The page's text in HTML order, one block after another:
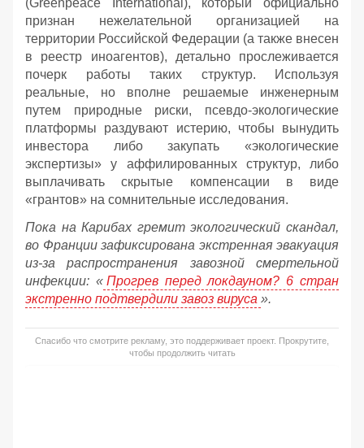
(Greenpeace International), который официально
признан нежелательной организацией на
территории Российской Федерации (а также внесен
в реестр иноагентов), детально прослеживается
почерк работы таких структур. Используя
реальные, но вполне решаемые инженерным
путем природные риски, псевдо-экологические
платформы раздувают истерию, чтобы вынудить
инвестора либо закупать «экологические
экспертизы» у аффилированных структур, либо
выплачивать скрытые компенсации в виде
«грантов» на сомнительные исследования.
Пока на Карибах гремит экологический скандал,
во Франции зафиксирована экстренная эвакуация
из-за распространения завозной смертельной
инфекции: « Прогрев перед локдауном? 6 стран
экстренно подтвердили завоз вируса ».
Спасибо что смотрите рекламу, это поддерживает проект. Прокрутите,
чтобы продолжить читать